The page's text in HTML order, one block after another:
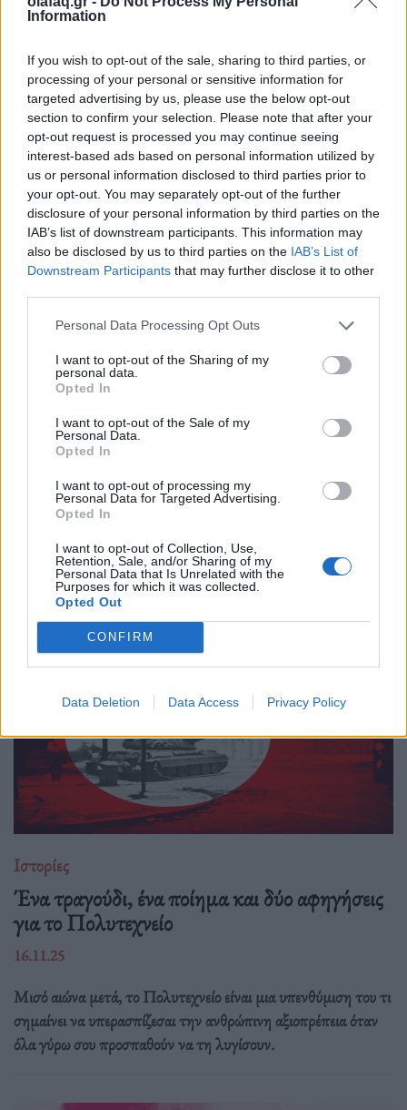
Information
If you wish to opt-out of the sale, sharing to third parties, or
processing of your personal or sensitive information for
targeted advertising by us, please use the below opt-out
section to confirm your selection. Please note that after your
opt-out request is processed you may continue seeing
interest-based ads based on personal information utilized by
us or personal information disclosed to third parties prior to
your opt-out. You may separately opt-out of the further
disclosure of your personal information by third parties on the
IAB’s list of downstream participants. This information may
also be disclosed by us to third parties on the IAB’s List of
Downstream Participants that may further disclose it to other
Personal Data Processing Opt Outs
I want to opt-out of the Sharing of my
personal data.
Opted In
I want to opt-out of the Sale of my
Personal Data.
Opted In
I want to opt-out of processing my
Personal Data for Targeted Advertising.
Opted In
I want to opt-out of Collection, Use,
Retention, Sale, and/or Sharing of my
Personal Data that Is Unrelated with the
Purposes for which it was collected.
Opted Out
CONFIRM
Data Deletion Data Access Privacy Policy
Η Gladys West και τα μαθηματικά που
κρατούν το GPS στη θέση του
28.01.26
Η Gladys West έθεσε τις βάσεις του σύγχρονου GPS,
μετατρέποντας δορυφορικά δεδομένα, υπομονή και καθαρά
μαθηματικά σε παγκόσμια ακρίβεια.
Ιστορίες
Ο Αργύρης, τώρα, χαμογελά…
20.11.25
Μια ηχογραφία του Αργύρη Ζήλου.
Ιστορίες
Ένα τραγούδι, ένα ποίημα και δύο αφηγήσεις
για το Πολυτεχνείο
16.11.25
Μισό αιώνα μετά, το Πολυτεχνείο είναι μια υπενθύμιση του τι
σημαίνει να υπερασπίζεσαι την ανθρώπινη αξιοπρέπεια όταν
όλα γύρω σου προσπαθούν να τη λυγίσουν.